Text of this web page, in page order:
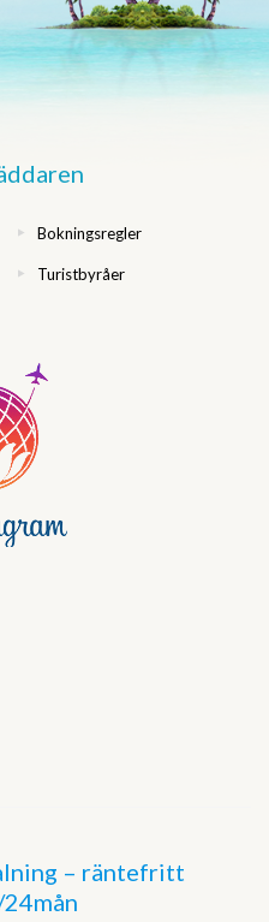
Bokningsregler
Turistbyråer
– räntefritt